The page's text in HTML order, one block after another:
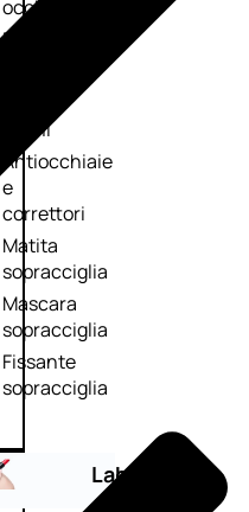
occhi
Eyeliner
occhi
Antiocchiaie
e
correttori
Matita
sopracciglia
Mascara
sopracciglia
Fissante
sopracciglia
Labbra